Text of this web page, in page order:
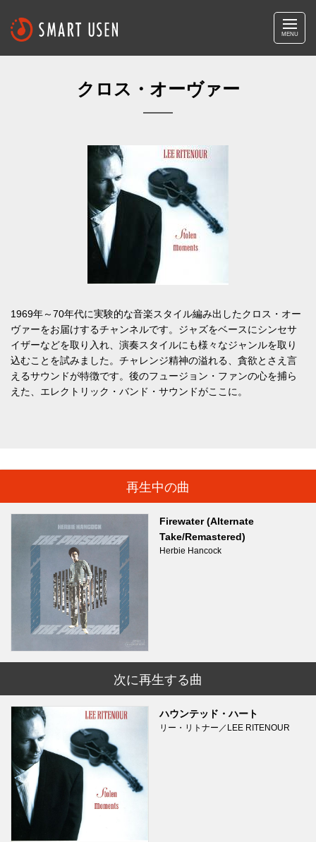
MENU
クロス・オーヴァー
1969年～70年代に実験的な音楽スタイル編み出したクロス・オー
ヴァーをお届けするチャンネルです。ジャズをベースにシンセサ
イザーなどを取り入れ、演奏スタイルにも様々なジャンルを取り
込むことを試みました。チャレンジ精神の溢れる、貪欲とさえ言
えるサウンドが特徴です。後のフュージョン・ファンの心を捕ら
えた、エレクトリック・バンド・サウンドがここに。
再生中の曲
Firewater (Alternate
Take/Remastered)
Herbie Hancock
次に再生する曲
ハウンテッド・ハート
リー・リトナー／LEE RITENOUR